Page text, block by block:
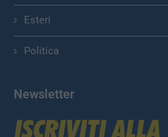
Esteri
Politica
Newsletter